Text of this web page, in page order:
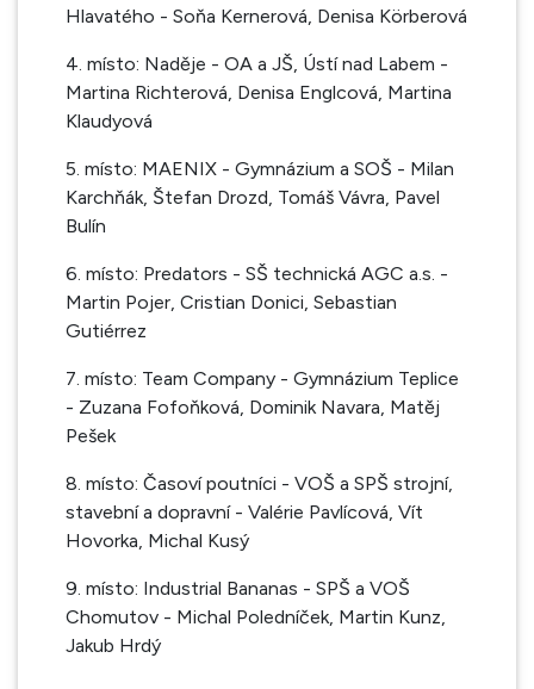
Hlavatého - Soňa Kernerová, Denisa Körberová
4. místo: Naděje - OA a JŠ, Ústí nad Labem -
Martina Richterová, Denisa Englcová, Martina
Klaudyová
5. místo: MAENIX - Gymnázium a SOŠ - Milan
Karchňák, Štefan Drozd, Tomáš Vávra, Pavel
Bulín
6. místo: Predators - SŠ technická AGC a.s. -
Martin Pojer, Cristian Donici, Sebastian
Gutiérrez
7. místo: Team Company - Gymnázium Teplice
- Zuzana Fofoňková, Dominik Navara, Matěj
Pešek
8. místo: Časoví poutníci - VOŠ a SPŠ strojní,
stavební a dopravní - Valérie Pavlícová, Vít
Hovorka, Michal Kusý
9. místo: Industrial Bananas - SPŠ a VOŠ
Chomutov - Michal Poledníček, Martin Kunz,
Jakub Hrdý